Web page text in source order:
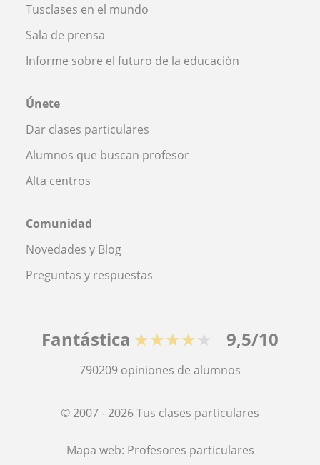
Tusclases en el mundo
Sala de prensa
Informe sobre el futuro de la educación
Únete
Dar clases particulares
Alumnos que buscan profesor
Alta centros
Comunidad
Novedades y Blog
Preguntas y respuestas
Fantástica ★★★★★ 9,5/10
790209 opiniones de alumnos
© 2007 - 2026 Tus clases particulares
Mapa web: Profesores particulares